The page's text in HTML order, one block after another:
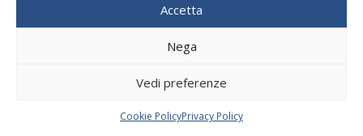
Accetta
Nega
Vedi preferenze
Cookie PolicyPrivacy Policy